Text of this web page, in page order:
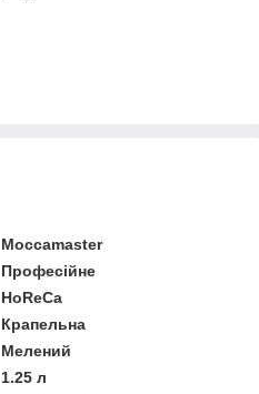
Moccamaster
Професійне
HoReCa
Крапельна
Мелений
1.25 л